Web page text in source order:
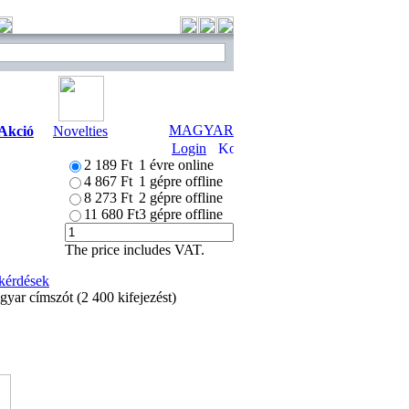
Novelties
MAGYAR
Login
2 189 Ft 1 évre online
4 867 Ft 1 gépre offline
8 273 Ft 2 gépre offline
11 680 Ft3 gépre offline
The price includes VAT.
címszót (2 400 kifejezést)